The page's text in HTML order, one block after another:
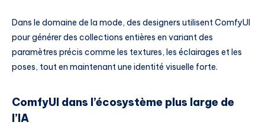
Dans le domaine de la mode, des designers utilisent ComfyUI
pour générer des collections entières en variant des
paramètres précis comme les textures, les éclairages et les
poses, tout en maintenant une identité visuelle forte.
ComfyUI dans l’écosystème plus large de
l’IA